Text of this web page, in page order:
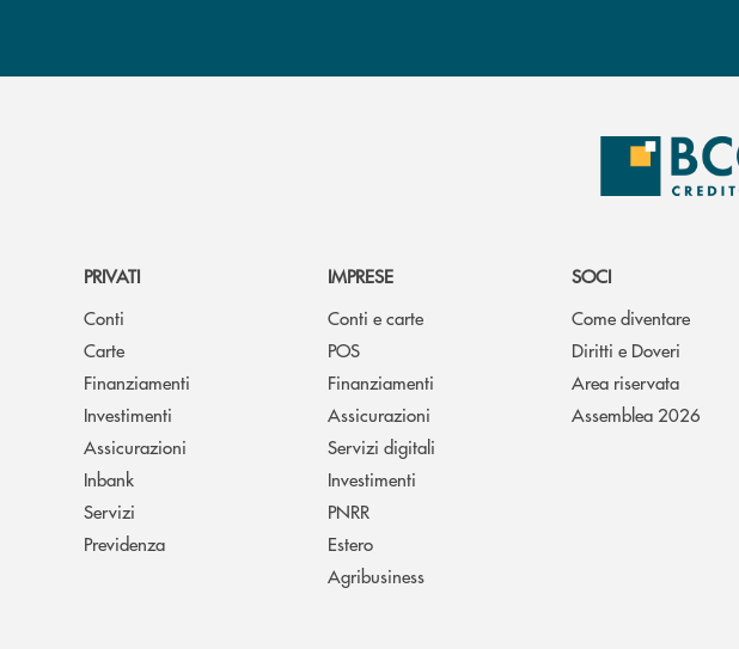
PRIVATI
Conti
Carte
Finanziamenti
Investimenti
Assicurazioni
Inbank
Servizi
Previdenza
IMPRESE
Conti e carte
POS
Finanziamenti
Assicurazioni
Servizi digitali
Investimenti
PNRR
Estero
Agribusiness
SOCI
Come diventare
Diritti e Doveri
Area riservata
Assemblea 2026